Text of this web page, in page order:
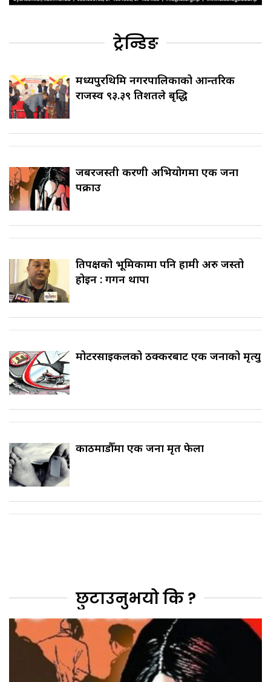
ट्रेन्डिङ
मध्यपुरथिमि नगरपालिकाको आन्तरिक
राजस्व ९३.३९ प्रतिशतले बृद्धि
जबरजस्ती करणी अभियोगमा एक जना
पक्राउ
प्रतिपक्षको भूमिकामा पनि हामी अरु जस्तो
होइन : गगन थापा
मोटरसाइकलको ठक्करबाट एक जनाको मृत्यु
काठमाडौँमा एक जना मृत फेला
छुटाउनुभयो कि ?